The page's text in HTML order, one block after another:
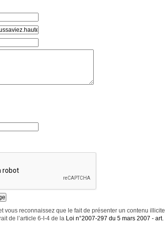
vous reconnaissez que le fait de présenter un contenu illicite
de l’article 6-I-4 de la Loi n°2007-297 du 5 mars 2007 - art.